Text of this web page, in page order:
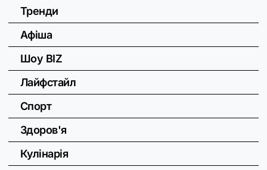
Тренди
Афіша
Шоу BIZ
Лайфстайл
Спорт
Здоров'я
Кулінарія